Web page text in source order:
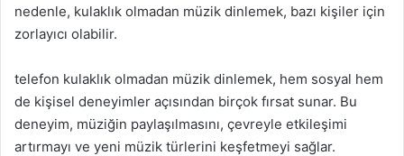
nedenle, kulaklık olmadan müzik dinlemek, bazı kişiler için
zorlayıcı olabilir.
telefon kulaklık olmadan müzik dinlemek, hem sosyal hem
de kişisel deneyimler açısından birçok fırsat sunar. Bu
deneyim, müziğin paylaşılmasını, çevreyle etkileşimi
artırmayı ve yeni müzik türlerini keşfetmeyi sağlar.